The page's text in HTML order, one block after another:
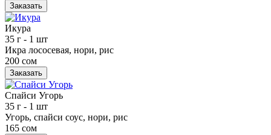
Заказать
Икура
35 г - 1 шт
Икра лососевая, нори, рис
200 сом
Заказать
Спайси Угорь
35 г - 1 шт
Угорь, спайси соус, нори, рис
165 сом